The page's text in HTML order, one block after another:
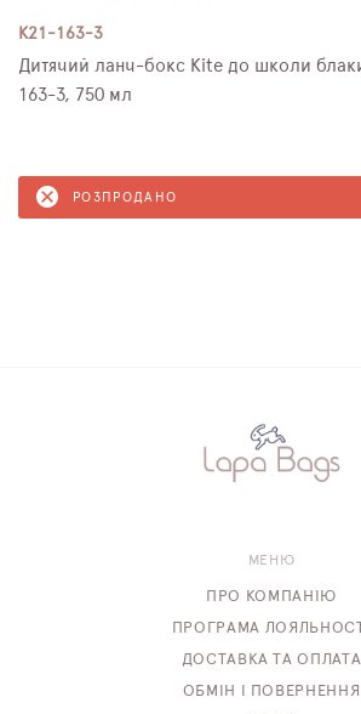
K21-163-3
Дитячий ланч-бокс Kite до школи
163-3, 750 мл
РОЗПРОДАНО
МЕНЮ
ПРО КОМПАНІЮ
ПРОГРАМА
ДОСТАВКА ТА ОПЛАТА
ОБМІН І ПОВЕРНЕННЯ